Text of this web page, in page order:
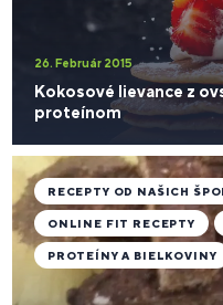
26. Február 2015
Kokosové lievance z
proteínom
RECEPTY OD NAŠICH
ONLINE FIT RECEPTY
PROTEÍNY A BIELKOVINY